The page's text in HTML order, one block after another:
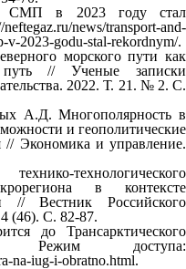
СМП в 2023 году стал
news/transport-and-
v-2023-godu-stal-rekordnym/.
морского пути как
путь // Ученые записки
2022. Т. 21. № 2. С.
А.Д. Многополярность в
и геополитические
Экономика и управление.
технологического
в контексте
// Вестник Российского
(46). С. 82-87.
до Трансарктического
Режим доступа:
na-iug-i-obratno.html.